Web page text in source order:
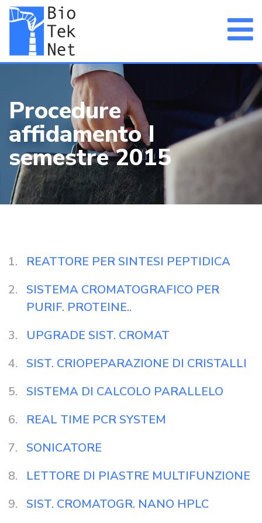
Procedure
affidamento I
semestre 2015
REATTORE PER SINTESI PEPTIDICA
SISTEMA CROMATOGRAFICO PER
PURIF. PROTEINE..
UPGRADE SIST. CROMAT
SIST. CRIOPEPARAZIONE DI CRISTALLI
SISTEMA DI CALCOLO PARALLELO
REAL TIME PCR SYSTEM
SONICATORE
LETTORE DI PIASTRE MULTIFUNZIONE
SIST. CROMATOGR. NANO HPLC